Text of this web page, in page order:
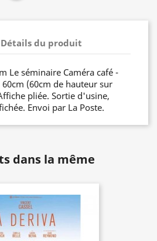
Détails du produit
Le séminaire Caméra café -
(60cm de hauteur sur
pliée. Sortie d'usine,
Envoi par La Poste.
dans la même